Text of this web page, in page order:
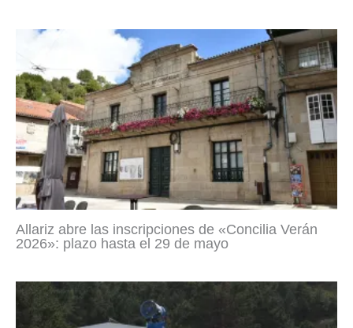
Allariz abre las inscripciones de «Concilia Verán
2026»: plazo hasta el 29 de mayo